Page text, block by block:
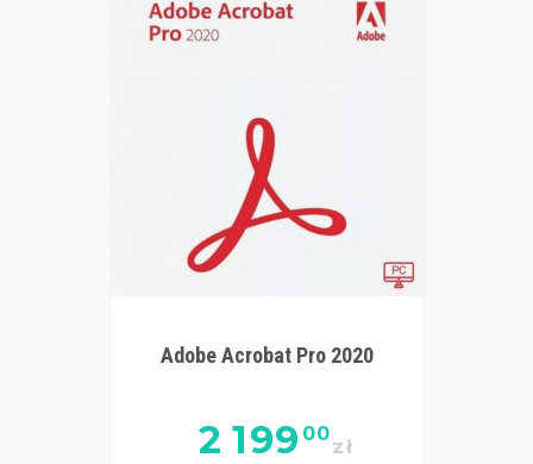
Adobe Acrobat Pro 2020
2 199 00
zł